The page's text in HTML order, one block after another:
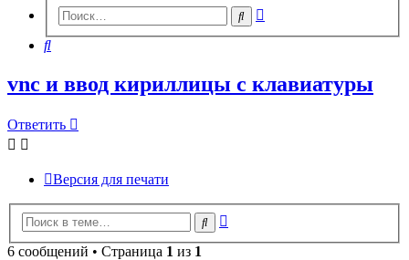
Поиск
Поиск
vnc и ввод кириллицы с клавиатуры
Ответить
Версия для печати
Поиск
6 сообщений • Страница 1 из 1